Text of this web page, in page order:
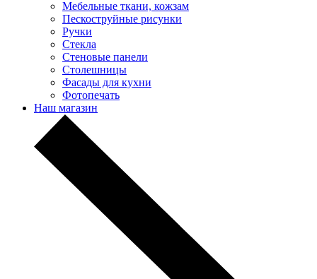
Мебельные ткани, кожзам
Пескоструйные рисунки
Ручки
Стекла
Стеновые панели
Столешницы
Фасады для кухни
Фотопечать
Наш магазин